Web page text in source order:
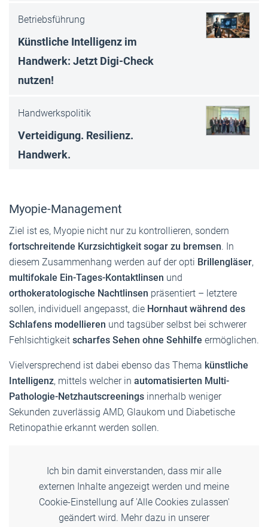
Betriebsführung
Künstliche Intelligenz im
Handwerk: Jetzt Digi-Check
nutzen!
Handwerkspolitik
Verteidigung. Resilienz.
Handwerk.
Myopie-Management
Ziel ist es, Myopie nicht nur zu kontrollieren, sondern
fortschreitende Kurzsichtigkeit sogar zu bremsen. In
diesem Zusammenhang werden auf der opti Brillengläser,
multifokale Ein-Tages-Kontaktlinsen und
orthokeratologische Nachtlinsen präsentiert – letztere
sollen, individuell angepasst, die Hornhaut während des
Schlafens modellieren und tagsüber selbst bei schwerer
Fehlsichtigkeit scharfes Sehen ohne Sehhilfe ermöglichen.
Vielversprechend ist dabei ebenso das Thema künstliche
Intelligenz, mittels welcher in automatisierten Multi-
Pathologie-Netzhautscreenings innerhalb weniger
Sekunden zuverlässig AMD, Glaukom und Diabetische
Retinopathie erkannt werden sollen.
Ich bin damit einverstanden, dass mir alle
externen Inhalte angezeigt werden und meine
Cookie-Einstellung auf 'Alle Cookies zulassen'
geändert wird. Mehr dazu in unserer